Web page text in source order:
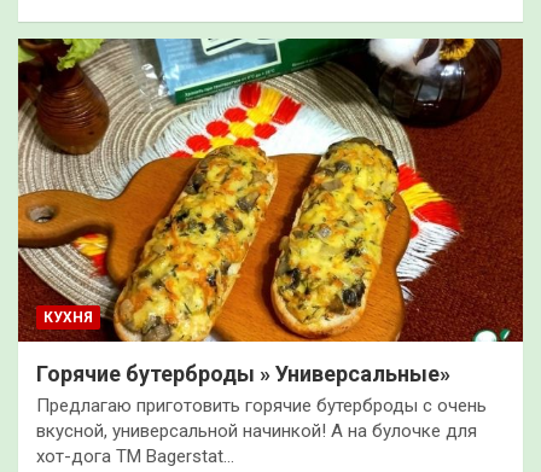
КУХНЯ
Горячие бутерброды » Универсальные»
Предлагаю приготовить горячие бутерброды с очень
вкусной, универсальной начинкой! А на булочке для
хот-дога ТМ Bagerstat…